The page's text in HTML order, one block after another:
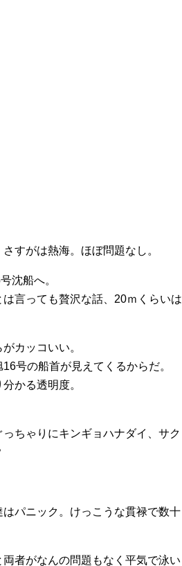
すがは熱海。ほぼ問題なし。
沈船へ。
言っても贅沢な話、20ｍくらいは
カッコいい。
号の船首が見えてくるからだ。
かる透明度。
ちゃりにキンギョハナダイ、サク
パニック。けっこうな貫禄で数十
者がなんの問題もなく平気で泳い